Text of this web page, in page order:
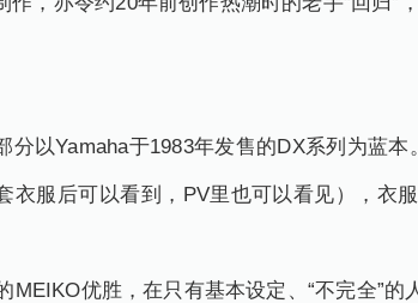
分以Yamaha于1983年发售的DX系列为蓝
衣服后可以看到，PV里也可以看见），衣
MEIKO优胜，在只有基本设定、“不完全”